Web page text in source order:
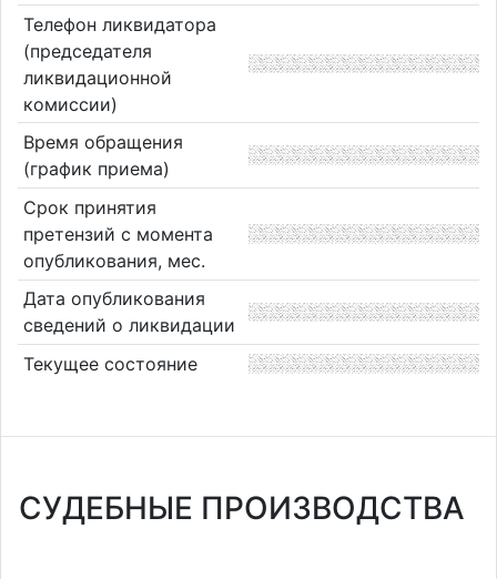
Телефон ликвидатора
(председателя
ликвидационной
комиссии)
Время обращения
(график приема)
Срок принятия
претензий с момента
опубликования, мес.
Дата опубликования
сведений о ликвидации
Текущее состояние
СУДЕБНЫЕ ПРОИЗВОДСТВА